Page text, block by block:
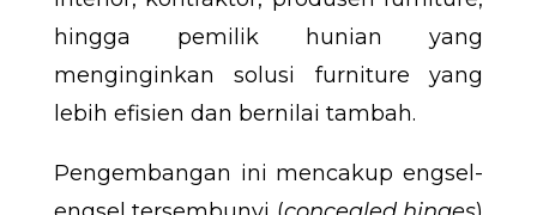
hingga pemilik hunian yang
menginginkan solusi furniture yang
lebih efisien dan bernilai tambah.
Pengembangan ini mencakup engsel-